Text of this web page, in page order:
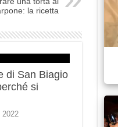
la ricetta
di San Biagio
si
2022